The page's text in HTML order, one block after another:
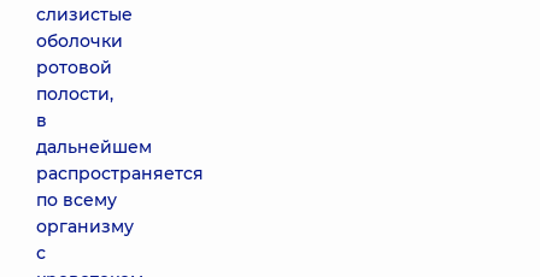
слизистые
оболочки
ротовой
полости,
в
дальнейшем
распространяется
по всему
организму
с